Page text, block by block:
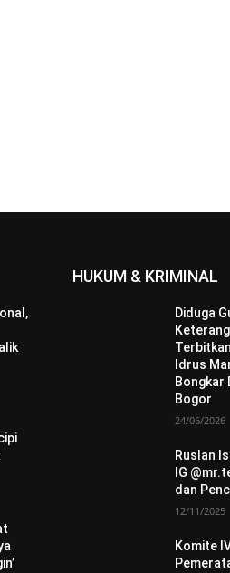
HUKUM & KRIMINAL
Diduga
Idrus
Bongkar
Bogor
24/06/2026
Ruslan
IG
dan
12/11/2025
Komite